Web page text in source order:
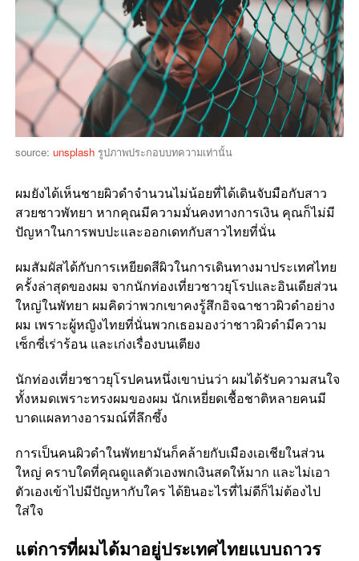
source: unsplashรูปภาพประกอบบทความเท่านั้น
ผมยังได้เห็นชายผิวดำจำนวนไม่น้อยที่ได้เดินจับมือกับสาว
สวยชาวพัทยา หากคุณมีความมั่นคงทางการเงิน คุณก็ไม่มี
ปัญหาในการพบปะและออกเดทกับสาวไทยที่นั่น
ผมสัมผัสได้กับการเหยียดสีผิวในการเดินทางมาประเทศไทย
ครั้งล่าสุดของผม จากนักท่องเที่ยวชาวยุโรปและอินเดียส่วน
ใหญ่ในพัทยา ผมคิดว่าพวกเขาคงรู้สึกอิจฉาชาวผิวดำอย่าง
ผม เพราะผู้หญิงไทยที่นั่นพวกเธอมองว่าชาวผิวดำมีความ
เซ็กซี่เร่าร้อน และเก่งเรื่องบนเตียง
นักท่องเที่ยวชาวยุโรปคนหนึ่งเขาบ่นว่า ผมได้รับความสนใจ
ทั้งหมดเพราะทรงผมของผม นักเหยี่ยดเชื้อชาติหลายคนมี
บาดแผลทางอารมณ์ที่ลึกซึ้ง
การเป็นคนผิวดำในพัทยามันก็คล้ายกับเมืองเอเชียในส่วน
ใหญ่ คราบใดที่คุณดูแลตัวเองพกเงินสดให้มาก และไม่เอา
ตัวเองเข้าไปมีปัญหากับใคร ได้ยินอะไรที่ไม่ดีก็ไม่ต้องไป
ใส่ใจ
แต่การที่ผมได้มาอยู่ประเทศไทยแบบถาวร